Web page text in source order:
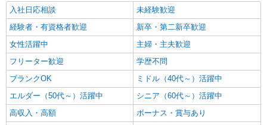
入社日応相談
未経験歓迎
経験者・有資格者歓迎
新卒・第二新卒歓迎
女性活躍中
主婦・主夫歓迎
フリーター歓迎
学歴不問
ブランクOK
ミドル（40代～）活躍中
エルダー（50代～）活躍中
シニア（60代～）活躍中
高収入・高額
ボーナス・賞与あり